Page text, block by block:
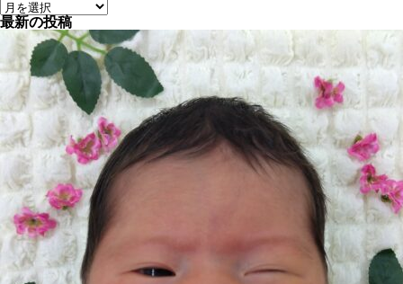
最新の投稿